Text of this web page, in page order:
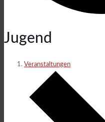
Jugend
Veranstaltungen